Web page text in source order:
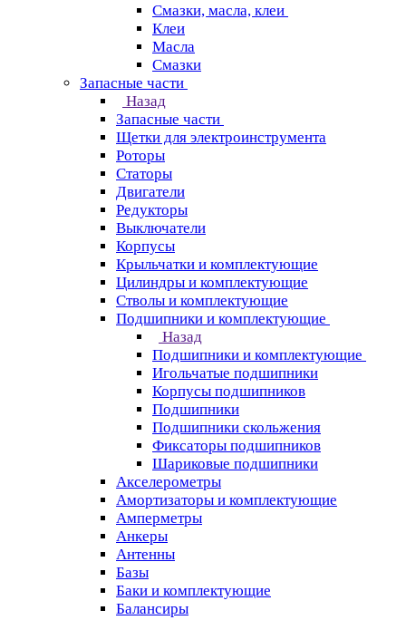
Смазки, масла, клеи
Клеи
Масла
Смазки
Запасные части
Назад
Запасные части
Щетки для электроинструмента
Роторы
Статоры
Двигатели
Редукторы
Выключатели
Корпусы
Крыльчатки и комплектующие
Цилиндры и комплектующие
Стволы и комплектующие
Подшипники и комплектующие
Назад
Подшипники и комплектующие
Игольчатые подшипники
Корпусы подшипников
Подшипники
Подшипники скольжения
Фиксаторы подшипников
Шариковые подшипники
Акселерометры
Амортизаторы и комплектующие
Амперметры
Анкеры
Антенны
Базы
Баки и комплектующие
Балансиры